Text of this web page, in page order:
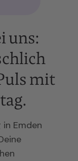
uns:
mit
Emden